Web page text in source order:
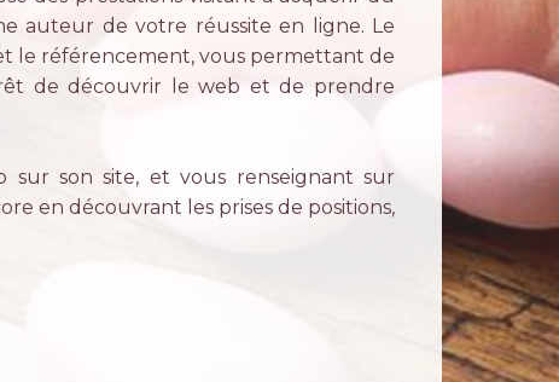
auteur de votre réussite en ligne. Le
le référencement, vous permettant de
de découvrir le web et de prendre
sur son site, et vous renseignant sur
en découvrant les prises de positions,